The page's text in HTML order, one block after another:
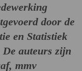
door de
en Statistiek
De auteurs zijn
mmv